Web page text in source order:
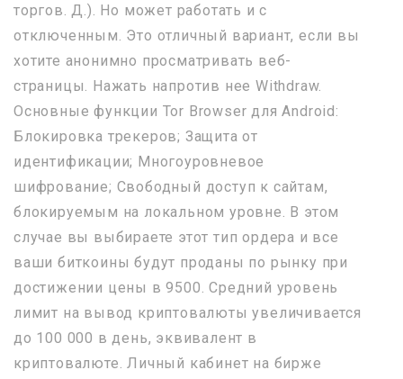
торгов. Д.). Но может работать и с
отключенным. Это отличный вариант, если вы
хотите анонимно просматривать веб-
страницы. Нажать напротив нее Withdraw.
Основные функции Tor Browser для Android:
Блокировка трекеров; Защита от
идентификации; Многоуровневое
шифрование; Свободный доступ к сайтам,
блокируемым на локальном уровне. В этом
случае вы выбираете этот тип ордера и все
ваши биткоины будут проданы по рынку при
достижении цены в 9500. Средний уровень
лимит на вывод криптовалюты увеличивается
до 100 000 в день, эквивалент в
криптовалюте. Личный кабинет на бирже